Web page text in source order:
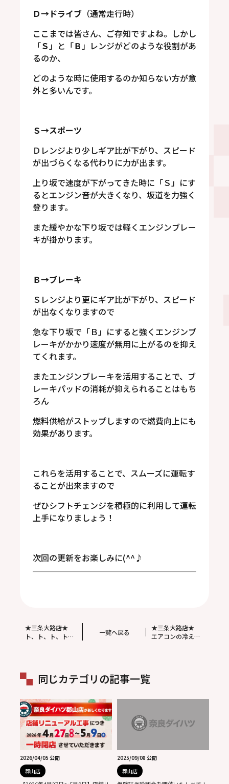
Ｄ→ドライブ （通常走行時）
ここまでは皆さん、ご存知ですよね。しかし
「Ｓ」と「Ｂ」レンジがどのような役割があ
るのか、
どのような時に使用するのか知らない方が意
外と多いんです。
Ｓ→スポーツ
Ｄレンジより少しギア比が下がり、スピード
が出づらくなる代わりに力が出ます。
上り坂で速度が下がってきた時に「Ｓ」にす
るとエンジン音が大きくなり、坂道を力強く
登ります。
また緩やかな下り坂では軽くエンジンブレー
キが掛かります。
Ｂ→ブレーキ
Ｓレンジより更にギア比が下がり、スピード
が出なくなりますので
急な下り坂で「Ｂ」にすると強くエンジンブ
レーキがかかり速度が無用に上がるのを抑え
てくれます。
またエンジンブレーキを活用することで、ブ
レーキパッドの消耗が抑えられることはもち
ろん
燃料供給がストップしますので燃費向上にも
効果があります。
これらを活用することで、スムーズに運転す
ることが出来ますので
ぜひシフトチェンジを積極的に利用して運転
上手になりましょう！
次回の更新をお楽しみに(^^♪
★三条大路店★
ト、ト、ト、トー
一覧へ戻る
★三条大路店★
エアコンの冷え
同じカテゴリの記事一覧
2026/04/05 公開
郡山店
2025/09/08 公開
郡山店